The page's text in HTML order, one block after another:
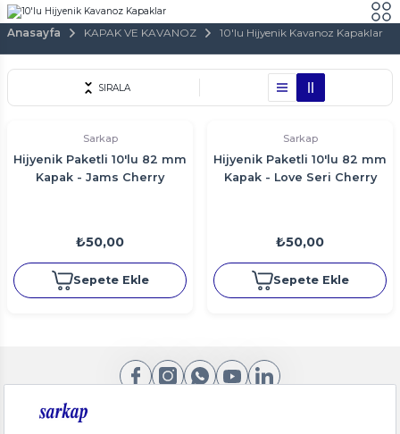
Anasayfa KAPAK VE KAVANOZ 10'lu Hijyenik Kavanoz Kapaklar
SIRALA
Sarkap
Hijyenik Paketli 10'lu 82 mm
Kapak - Jams Cherry
₺50,00
Sepete Ekle
Sarkap
Hijyenik Paketli 10'lu 82 mm
Kapak - Love Seri Cherry
₺50,00
Sepete Ekle
Kurumsal